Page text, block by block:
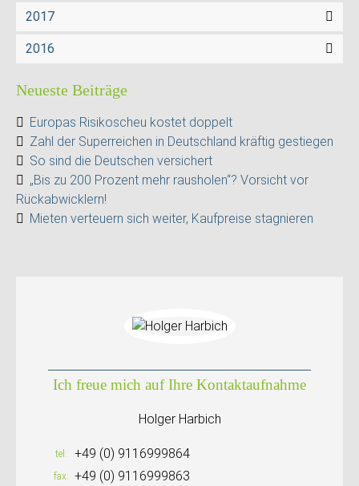
2017
2016
Neueste Beiträge
Europas Risikoscheu kostet doppelt
Zahl der Superreichen in Deutschland kräftig gestiegen
So sind die Deutschen versichert
„Bis zu 200 Prozent mehr rausholen“? Vorsicht vor
Rückabwicklern!
Mieten verteuern sich weiter, Kaufpreise stagnieren
Ich freue mich auf Ihre Kontaktaufnahme
Holger Harbich
tel +49 (0) 9116999864
fax +49 (0) 9116999863